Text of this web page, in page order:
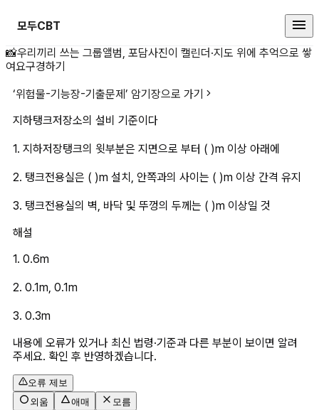
모두CBT
지하탱크저장소의 설비 기준이다
📸우리끼리 쓰는 그룹앨범, 포담사진이 캘린더·지도 위에 추억으로 쌓
여요구경하기
‘위험물-기능장-기출문제’ 암기장으로 가기
지하탱크저장소의 설비 기준이다
1. 지하저장탱크의 윗부분은 지면으로 부터 ( )m 이상 아래에
2. 탱크전용실은 ( )m 설치, 안쪽과의 사이는 ( )m 이상 간격 유지
3. 탱크전용실의 벽, 바닥 및 뚜껑의 두께는 ( )m 이상일 것
해설
1. 0.6m
2. 0.1m, 0.1m
3. 0.3m
내용에 오류가 있거나 최신 법령·기준과 다른 부분이 보이면 알려
주세요. 확인 후 반영하겠습니다.
오류 제보
외움
애매
모름